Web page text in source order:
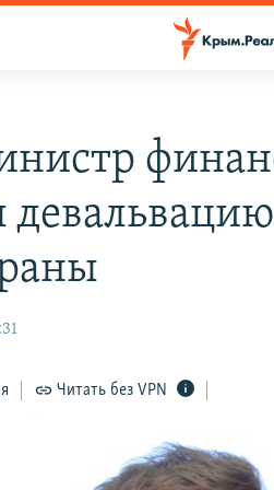
Читать без VPN